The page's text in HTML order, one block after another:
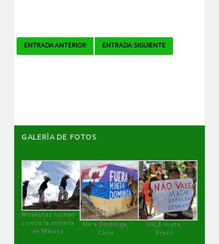
Navegador
ENTRADA ANTERIOR ENTRADA SIGUIENTE
GALERÌA DE FOTOS
Wirakutas luchan
contra la minería
en México
No a Dominga,
Chile
VALE mata,
Brasil